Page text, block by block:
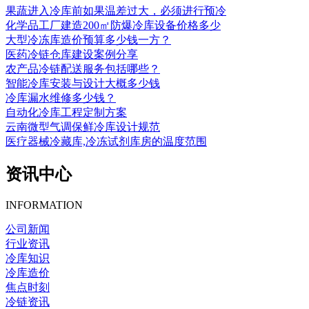
果蔬进入冷库前如果温差过大，必须进行预冷
化学品工厂建造200㎡防爆冷库设备价格多少
大型冷冻库造价预算多少钱一方？
医药冷链仓库建设案例分享
农产品冷链配送服务包括哪些？
智能冷库安装与设计大概多少钱
冷库漏水维修多少钱？
自动化冷库工程定制方案
云南微型气调保鲜冷库设计规范
医疗器械冷藏库,冷冻试剂库房的温度范围
资讯中心
INFORMATION
公司新闻
行业资讯
冷库知识
冷库造价
焦点时刻
冷链资讯